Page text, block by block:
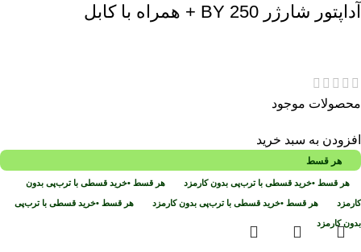
آداپتور شارژر BY 250 + همراه با کابل
محصولات موجود
افزودن به سبد خرید
هر قسط
هر قسط •خرید قسطی با ترب‌پی بدون کارمزد هر قسط •خرید قسطی با ترب‌پی بدون
کارمزد هر قسط •خرید قسطی با ترب‌پی بدون کارمزد هر قسط •خرید قسطی با ترب‌پی
بدون کارمزد